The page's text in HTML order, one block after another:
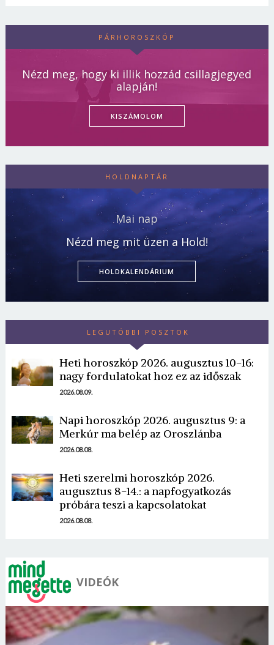
PÁRHOROSZKÓP
Nézd meg, hogy ki illik hozzád csillagjegyed
alapján!
KISZÁMOLOM
HOLDNAPTÁR
Mai nap
Nézd meg mit üzen a Hold!
HOLDKALENDÁRIUM
LEGUTÓBBI POSZTOK
Heti horoszkóp 2026. augusztus 10-16:
nagy fordulatokat hoz ez az időszak
2026.08.09.
Napi horoszkóp 2026. augusztus 9: a
Merkúr ma belép az Oroszlánba
2026.08.08.
Heti szerelmi horoszkóp 2026.
augusztus 8-14.: a napfogyatkozás
próbára teszi a kapcsolatokat
2026.08.08.
VIDEÓK
Borsonline bejelentkezés
E-mail cím vagy felhasználónév
Jelszó